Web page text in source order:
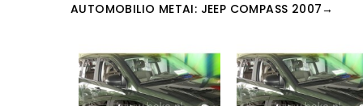
AUTOMOBILIO METAI: JEEP COMPASS 2007→